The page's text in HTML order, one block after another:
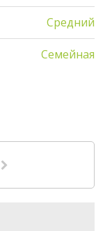
Средний
Семейная